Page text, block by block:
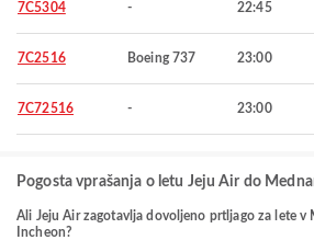
7C5304 - 22:45
7C2516 Boeing 737 23:00
7C72516 - 23:00
Pogosta vprašanja o letu Jeju Air do
Ali Jeju Air zagotavlja dovoljeno prtljago za lete v
Incheon?